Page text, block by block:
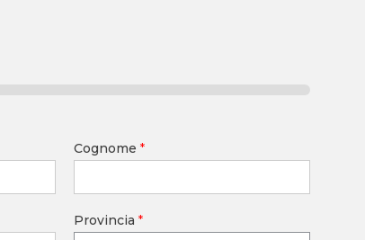
Cognome*
Provincia*